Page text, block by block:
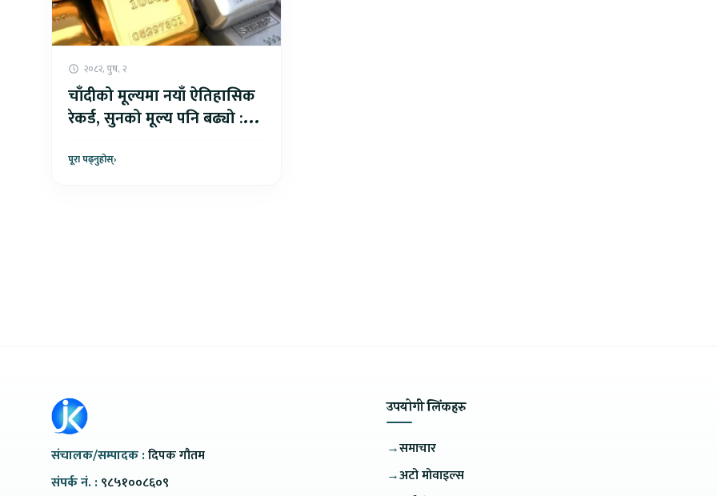
२०८२, पुष, २
चाँदीको मूल्यमा नयाँ ऐतिहासिक
रेकर्ड, सुनको मूल्य पनि बढ्यो :
पूरा पढ्नुहोस्›
संचालक/सम्पादक :दिपक गौतम
संपर्क नं. :९८५१००८६०९
उपयोगी लिंकहरु
→समाचार
→अटो मोवाइल्स